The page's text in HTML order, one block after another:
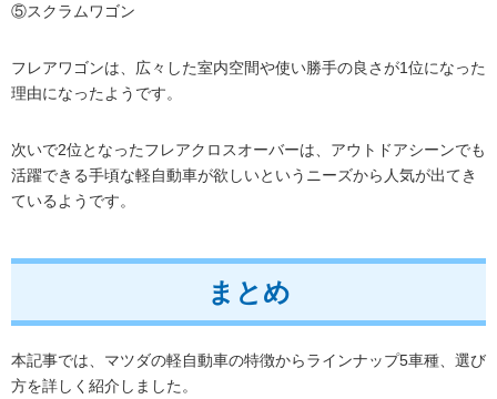
⑤スクラムワゴン
フレアワゴンは、広々した室内空間や使い勝手の良さが1位になった
理由になったようです。
次いで2位となったフレアクロスオーバーは、アウトドアシーンでも
活躍できる手頃な軽自動車が欲しいというニーズから人気が出てき
ているようです。
まとめ
本記事では、マツダの軽自動車の特徴からラインナップ5車種、選び
方を詳しく紹介しました。